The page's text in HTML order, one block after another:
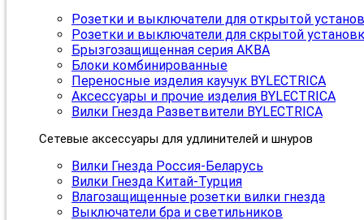
Розетки и выключатели для открытой
Розетки и выключатели для скрытой
Брызгозащищенная серия АКВА
Блоки комбинированные
Переносные изделия каучук BYLECTRICA
Аксессуары и прочие изделия BYLECTRICA
Вилки Гнезда Разветвители BYLECTRICA
Сетевые аксессуары для удлинителей и шнуров
Вилки Гнезда Россия-Беларусь
Вилки Гнезда Китай-Турция
Влагозащищенные розетки вилки гнезда
Выключатели бра и светильников